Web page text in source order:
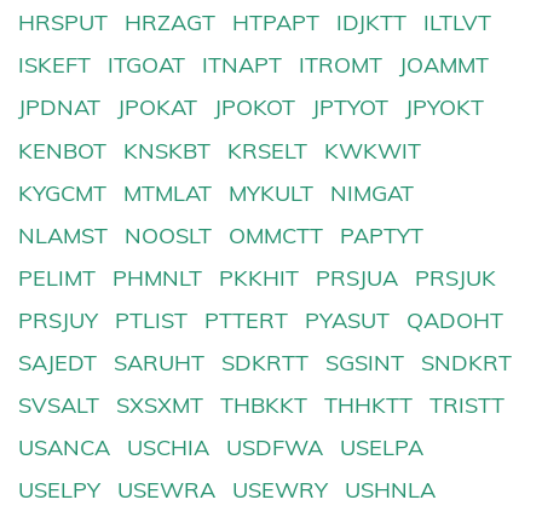
HRSPUT HRZAGT HTPAPT IDJKTT
ILTLVT
ISKEFT
ITGOAT ITNAPT ITROMT
JOAMMT
JPDNAT
JPOKAT JPOKOT JPTYOT
JPYOKT
KENBOT
KNSKBT KRSELT
KWKWIT
KYGCMT
MTMLAT MYKULT
NIMGAT
NLAMST
NOOSLT OMMCTT
PAPTYT
PELIMT
PHMNLT PKKHIT PRSJUA
PRSJUK
PRSJUY
PTLIST PTTERT PYASUT
QADOHT
SAJEDT
SARUHT SDKRTT SGSINT
SNDKRT
SVSALT
SXSXMT THBKKT THHKTT
TRISTT
USANCA
USCHIA USDFWA
USELPA
USELPY
USEWRA USEWRY
USHNLA